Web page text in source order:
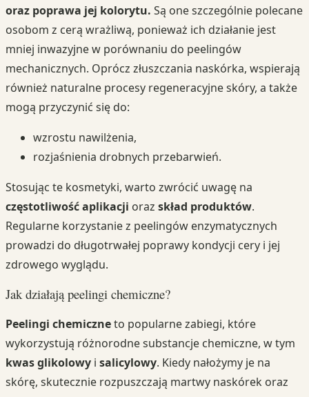
oraz poprawa jej kolorytu. Są one szczególnie polecane
osobom z cerą wrażliwą, ponieważ ich działanie jest
mniej inwazyjne w porównaniu do peelingów
mechanicznych. Oprócz złuszczania naskórka, wspierają
również naturalne procesy regeneracyjne skóry, a także
mogą przyczynić się do:
wzrostu nawilżenia,
rozjaśnienia drobnych przebarwień.
Stosując te kosmetyki, warto zwrócić uwagę na
częstotliwość aplikacji oraz skład produktów.
Regularne korzystanie z peelingów enzymatycznych
prowadzi do długotrwałej poprawy kondycji cery i jej
zdrowego wyglądu.
Jak działają peelingi chemiczne?
Peelingi chemiczneto popularne zabiegi, które
wykorzystują różnorodne substancje chemiczne, w tym
kwas glikolowy i salicylowy. Kiedy nałożymy je na
skórę, skutecznie rozpuszczają martwy naskórek oraz